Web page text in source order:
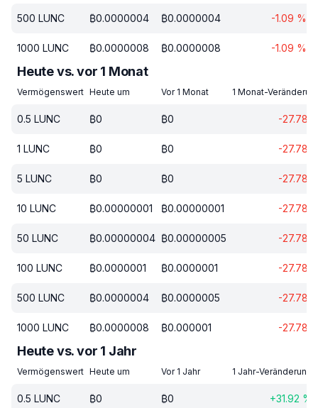
500 LUNC ₿0.0000004 ₿0.0000004 -1.09 %
1000 LUNC ₿0.0000008 ₿0.0000008 -1.09 %
Heute vs. vor 1 Monat
Vermögenswert Heute um Vor 1 Monat 1 Monat-
0.5 LUNC ₿0 ₿0 -27.78
1 LUNC ₿0 ₿0 -27.78
5 LUNC ₿0 ₿0 -27.78
10 LUNC ₿0.00000001 ₿0.00000001 -27.78
50 LUNC ₿0.00000004 ₿0.00000005 -27.78
100 LUNC ₿0.0000001 ₿0.0000001 -27.78
500 LUNC ₿0.0000004 ₿0.0000005 -27.78
1000 LUNC ₿0.0000008 ₿0.000001 -27.78
Heute vs. vor 1 Jahr
Vermögenswert Heute um Vor 1 Jahr 1 Jahr-Veränderung
0.5 LUNC ₿0 ₿0 +31.92 %